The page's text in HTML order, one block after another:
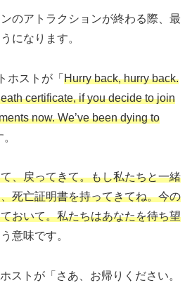
のアトラクションが終わる際、最
になります。
ホストが「 Hurry back, hurry back.
certificate, if you decide to join
now. We’ve been dying to
、戻ってきて。もし私たちと一緒
死亡証明書を持ってきてね。今の
おいて。私たちはあなたを待ち望
意味です。
ストが「さあ、お帰りください。